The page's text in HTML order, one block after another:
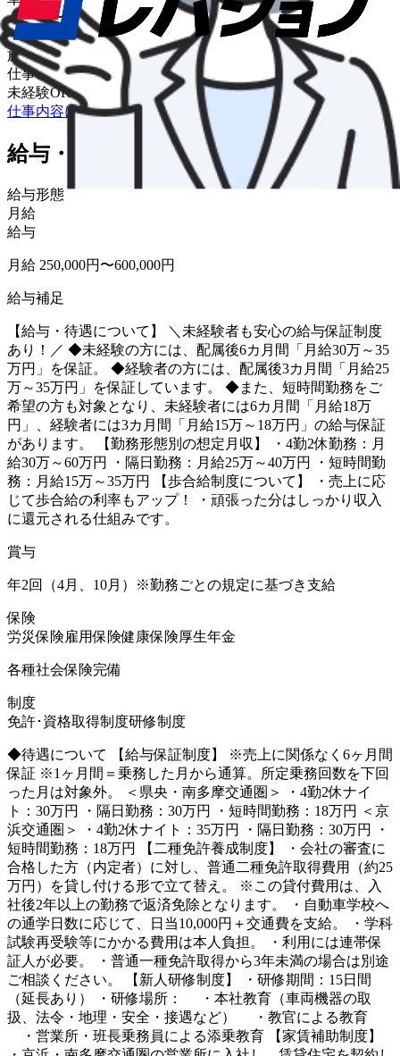
タクシー
輸送品目
旅客
仕事の特色
未経験OK
仕事内容について詳しく知りたい
給与・福利厚生
給与形態
月給
給与
月給 250,000円〜600,000円
給与補足
【給与・待遇について】 ＼未経験者も安心の給与保証制度
あり！／ ◆未経験の方には、配属後6カ月間「月給30万～35
万円」を保証。 ◆経験者の方には、配属後3カ月間「月給25
万～35万円」を保証しています。 ◆また、短時間勤務をご
希望の方も対象となり、未経験者には6カ月間「月給18万
円」、経験者には3カ月間「月給15万～18万円」の給与保証
があります。 【勤務形態別の想定月収】 ・4勤2休勤務：月
給30万～60万円 ・隔日勤務：月給25万～40万円 ・短時間勤
務：月給15万～35万円 【歩合給制度について】 ・売上に応
じて歩合給の利率もアップ！ ・頑張った分はしっかり収入
に還元される仕組みです。
賞与
年2回（4月、10月）※勤務ごとの規定に基づき支給
保険
労災保険雇用保険健康保険厚生年金
各種社会保険完備
制度
免許･資格取得制度研修制度
◆待遇について 【給与保証制度】 ※売上に関係なく6ヶ月間
保証 ※1ヶ月間＝乗務した月から通算。所定乗務回数を下回
った月は対象外。 ＜県央・南多摩交通圏＞ ・4勤2休ナイ
ト：30万円 ・隔日勤務：30万円 ・短時間勤務：18万円 ＜京
浜交通圏＞ ・4勤2休ナイト：35万円 ・隔日勤務：30万円 ・
短時間勤務：18万円 【二種免許養成制度】 ・会社の審査に
合格した方（内定者）に対し、普通二種免許取得費用（約25
万円）を貸し付ける形で立て替え。 ※この貸付費用は、入
社後2年以上の勤務で返済免除となります。 ・自動車学校へ
の通学日数に応じて、日当10,000円＋交通費を支給。 ・学科
試験再受験等にかかる費用は本人負担。 ・利用には連帯保
証人が必要。 ・普通一種免許取得から3年未満の場合は別途
ご相談ください。 【新人研修制度】 ・研修期間：15日間
（延長あり） ・研修場所： ・本社教育（車両機器の取
扱、法令・地理・安全・接遇など） ・教官による教育
・営業所・班長乗務員による添乗教育 【家賃補助制度】